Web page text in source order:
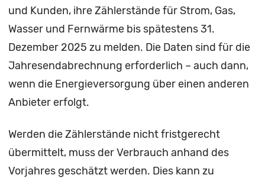
und Kunden, ihre Zählerstände für Strom, Gas,
Wasser und Fernwärme bis spätestens 31.
Dezember 2025 zu melden. Die Daten sind für die
Jahresendabrechnung erforderlich – auch dann,
wenn die Energieversorgung über einen anderen
Anbieter erfolgt.
Werden die Zählerstände nicht fristgerecht
übermittelt, muss der Verbrauch anhand des
Vorjahres geschätzt werden. Dies kann zu